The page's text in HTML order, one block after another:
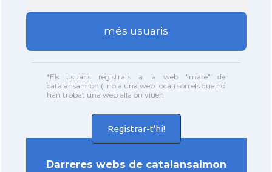
més usuaris
*Els usuaris registrats a la web "mare" de
catalansalmon (i no a una web local) són els que no
han trobat una web allà on viuen
Registrar-t'hi!
Darreres webs de catalansalmon